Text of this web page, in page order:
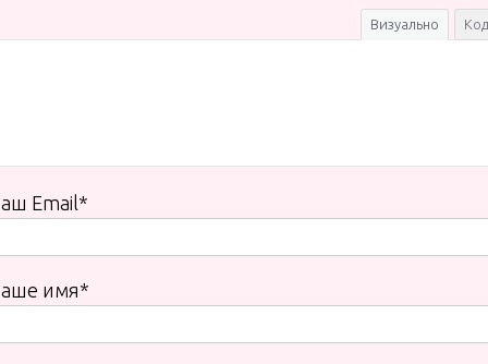
Визуально Код
Email*
имя*